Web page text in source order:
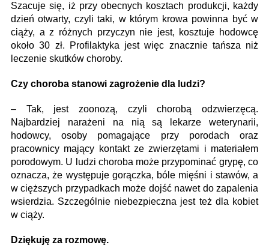
Szacuje się, iż przy obecnych kosztach produkcji, każdy
dzień otwarty, czyli taki, w którym krowa powinna być w
ciąży, a z różnych przyczyn nie jest, kosztuje hodowcę
około 30 zł. Profilaktyka jest więc znacznie tańsza niż
leczenie skutków choroby.
Czy choroba stanowi zagrożenie dla ludzi?
– Tak, jest zoonozą, czyli chorobą odzwierzęcą.
Najbardziej narażeni na nią są lekarze weterynarii,
hodowcy, osoby pomagające przy porodach oraz
pracownicy mający kontakt ze zwierzętami i materiałem
porodowym. U ludzi choroba może przypominać grypę, co
oznacza, że występuje gorączka, bóle mięśni i stawów, a
w cięższych przypadkach może dojść nawet do zapalenia
wsierdzia. Szczególnie niebezpieczna jest też dla kobiet
w ciąży.
Dziękuję za rozmowę.